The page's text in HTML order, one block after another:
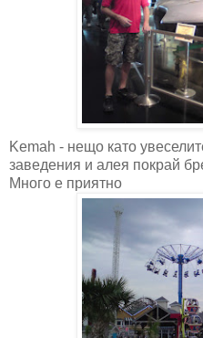
Kemah - нещо като
заведения и алея покрай
Много е приятно